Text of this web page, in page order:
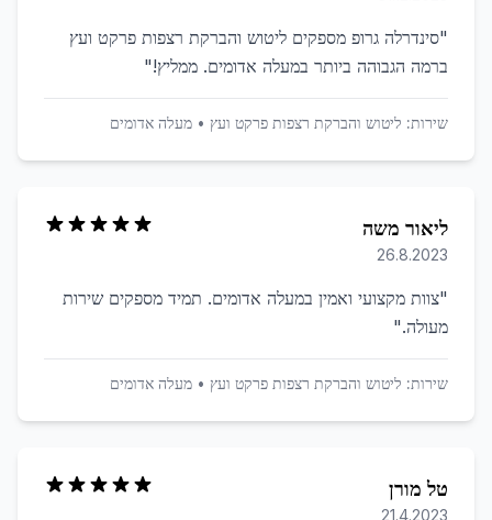
"סינדרלה גרופ מספקים ליטוש והברקת רצפות פרקט ועץ
ברמה הגבוהה ביותר במעלה אדומים. ממליץ!"
שירות: ליטוש והברקת רצפות פרקט ועץ • מעלה אדומים
ליאור משה
26.8.2023
"צוות מקצועי ואמין במעלה אדומים. תמיד מספקים שירות
מעולה."
שירות: ליטוש והברקת רצפות פרקט ועץ • מעלה אדומים
טל מורן
21.4.2023